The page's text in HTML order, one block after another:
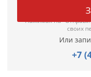
Нажимая на
своих
Или
+7